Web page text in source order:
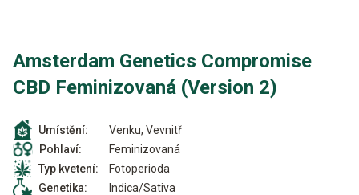
Amsterdam Genetics Compromise
CBD Feminizovaná (Version 2)
Umístění:
Venku, Vevnitř
Pohlaví:
Feminizovaná
Typ kvetení:
Fotoperioda
Genetika:
Indica/Sativa